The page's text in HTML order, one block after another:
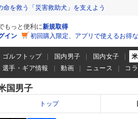
命を救う「災害救助犬」を支えよう
もっと便利に新規取得
イン
初回購入限定、アプリで使えるお得
ゴルフトップ 国内男子 国内女子
選手・ギア情報
動画 ニュース コ
国男子
トップ